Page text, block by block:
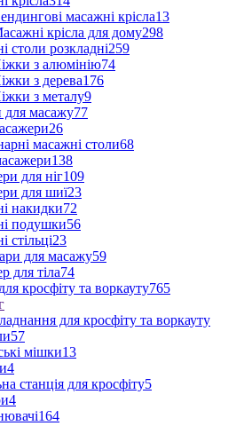
масажні крісла13
крісла для дому298
столи розкладні259
з алюмінію74
з дерева176
з металу9
для масажу77
26
масажні столи68
138
для ніг109
для шиї23
накидки72
подушки56
стільці23
для масажу59
для тіла74
кросфіту та воркауту765
для кросфіту та воркауту
57
мішки13
4
станція для кросфіту5
4
164